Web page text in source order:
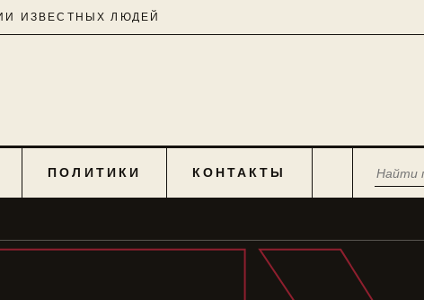
ИЗВЕСТНЫХ ЛЮДЕЙ
ПОЛИТИКИ КОНТАКТЫ